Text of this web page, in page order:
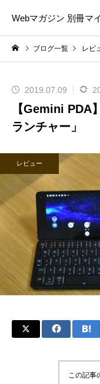
Webマガジン 別冊マ
ブログ一覧 レビ
2019.07.09
【Gemini PDA
ランチャー」
レビュー
この記事